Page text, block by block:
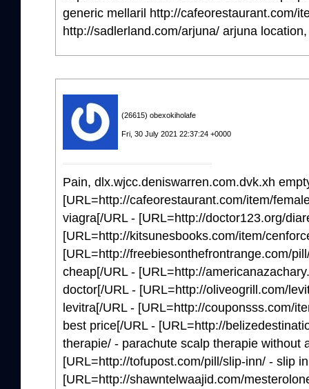
generic mellaril http://cafeorestaurant.com/
http://sadlerland.com/arjuna/ arjuna
(26615) obexokiholafe
Fri, 30 July 2021 22:37:24 +0000
Pain, dlx.wjcc.deniswarren.com.dvk.xh
[URL=http://cafeorestaurant.com/item/
viagra[/URL - [URL=http://doctor123.org/
[URL=http://kitsunesbooks.com/item/
[URL=http://freebiesonthefrontrange.com/
cheap[/URL - [URL=http://
doctor[/URL - [URL=http://oliveogrill.com/
levitra[/URL - [URL=http://couponsss.com/
best price[/URL - [URL=http://
therapie/ - parachute scalp therapie without
[URL=http://tofupost.com/pill/slip-inn/ - slip
[URL=http://shawntelwaajid.com/